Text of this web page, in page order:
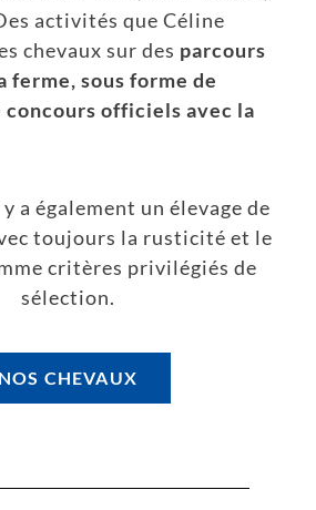
activités que Céline
chevaux sur des parcours
ferme, sous forme de
concours officiels avec la
a également un élevage de
toujours la rusticité et le
critères privilégiés de
sélection.
NOS CHEVAUX